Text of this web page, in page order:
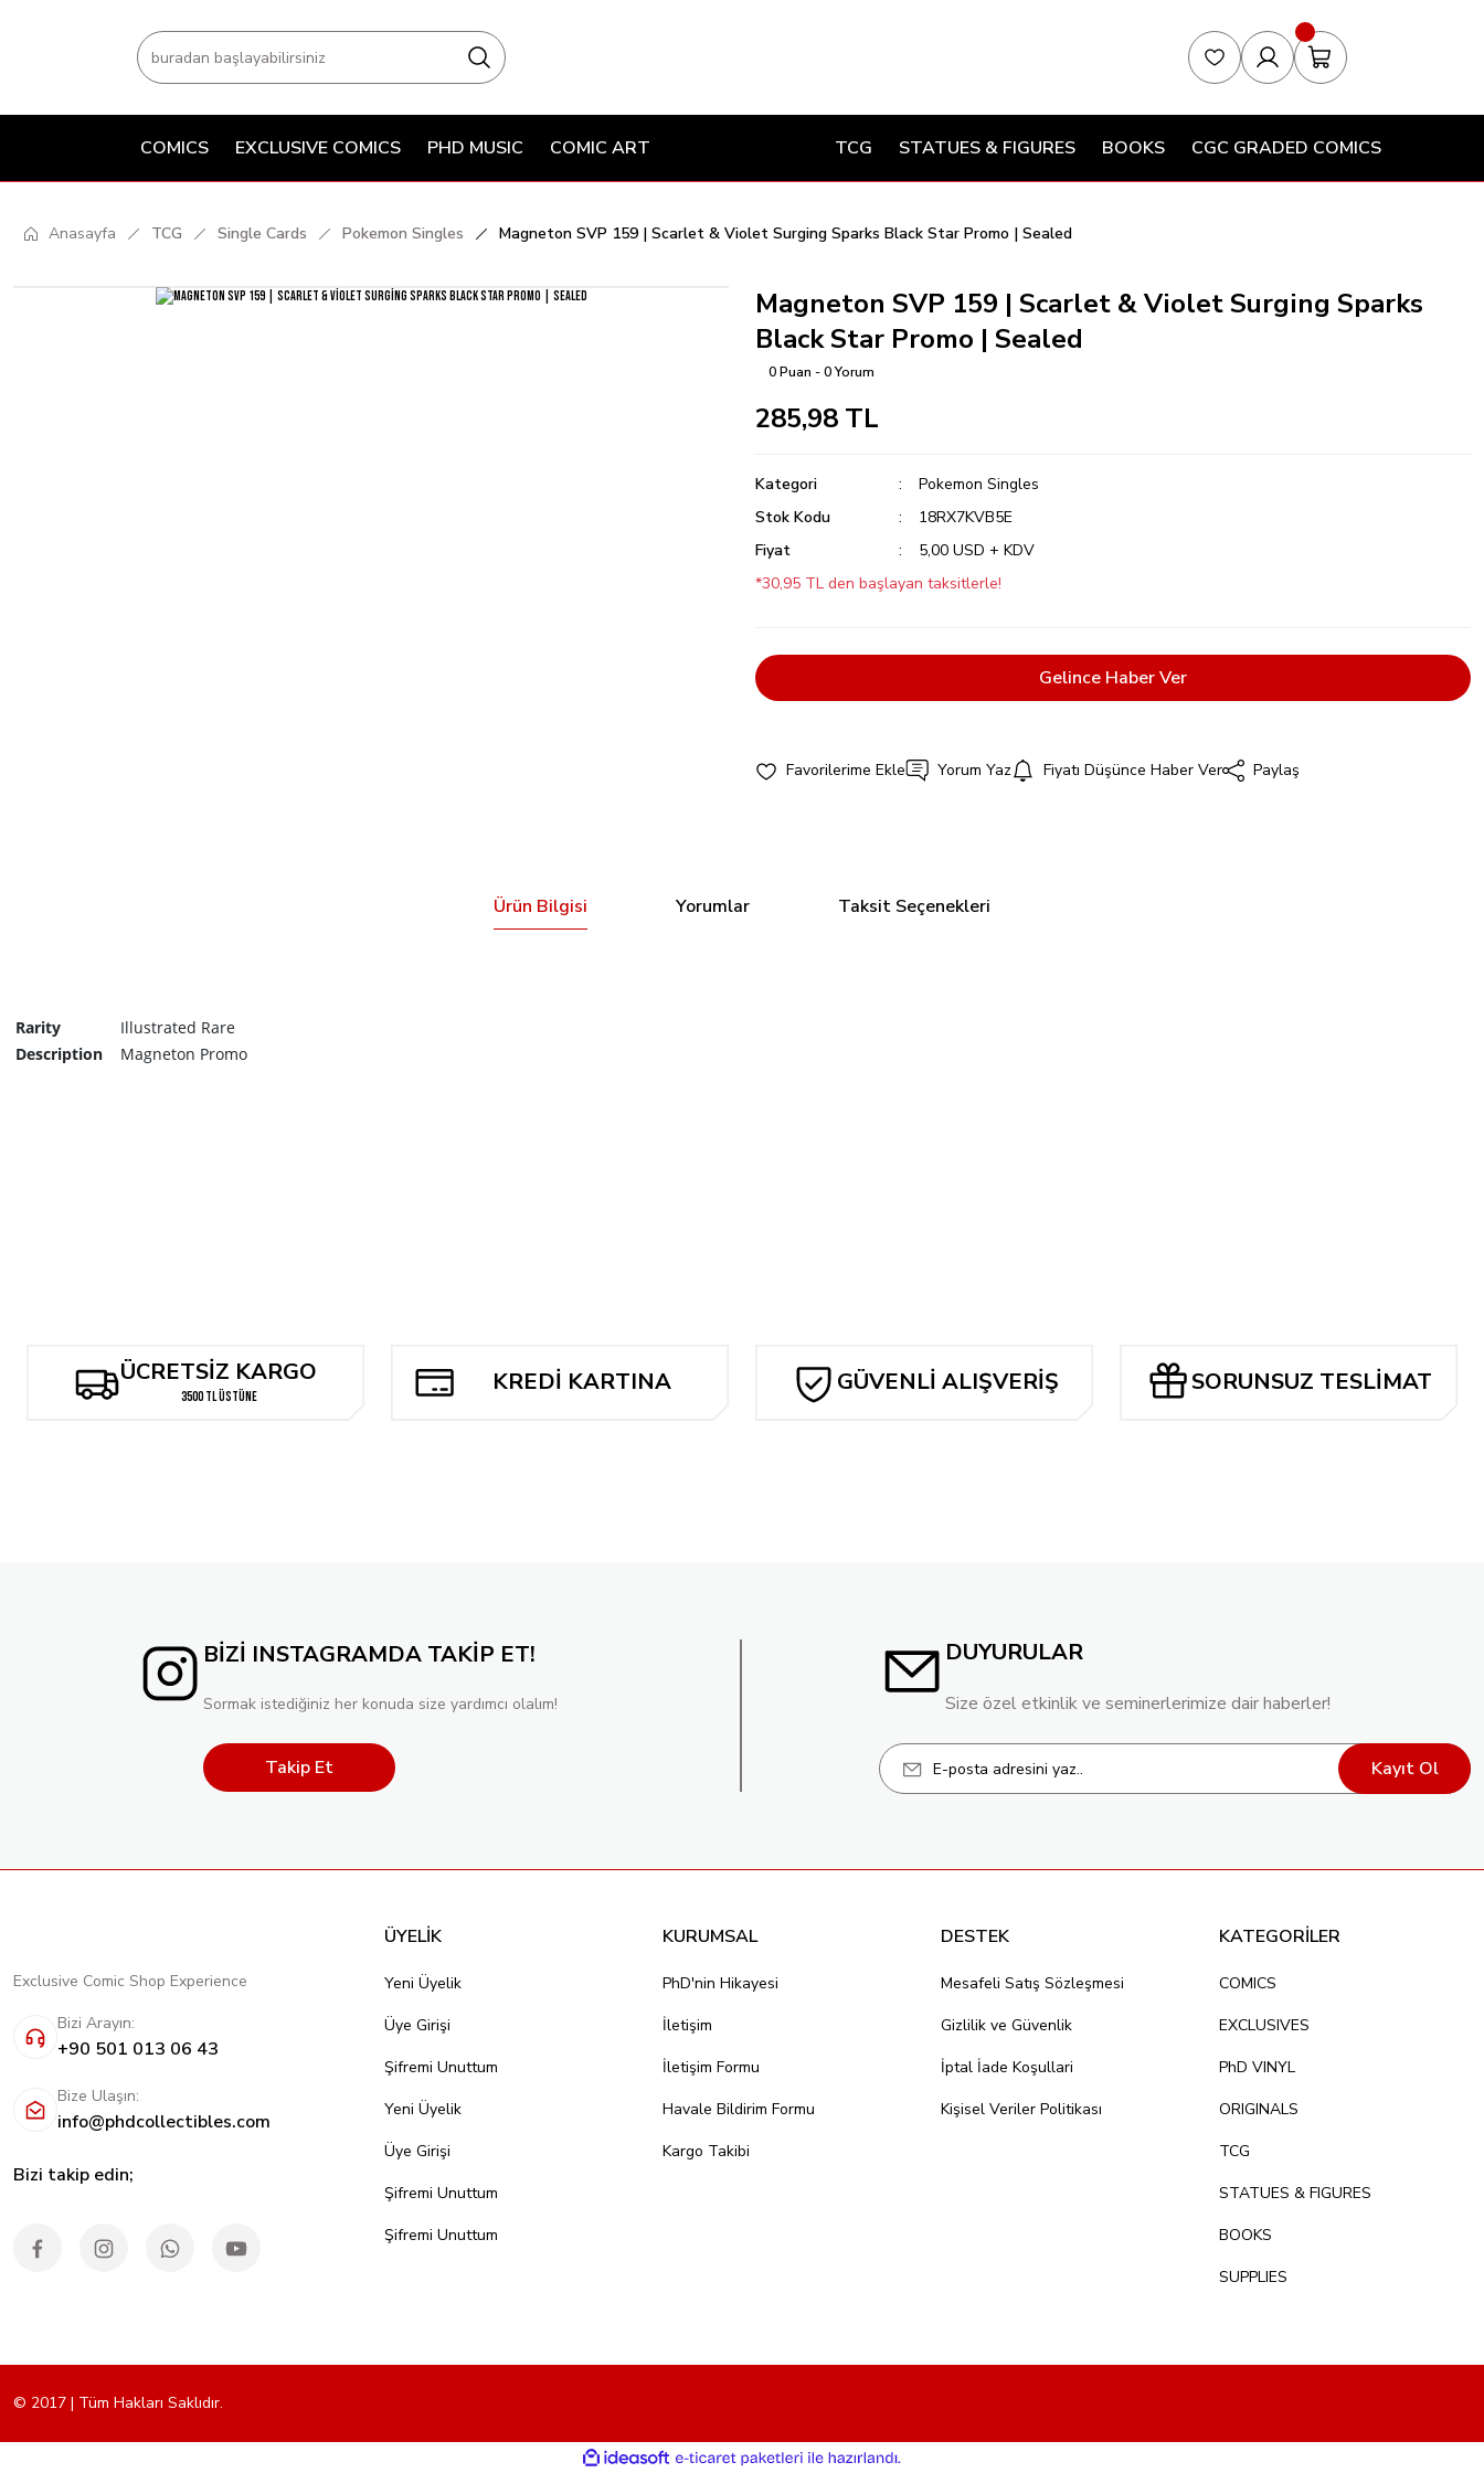
COMICS EXCLUSIVE COMICS PHD MUSIC COMIC ART TCG STATUES & FIGURES BOOKS CGC GRADED COMICS
Anasayfa TCG Single Cards Pokemon Singles Magneton SVP 159 | Scarlet & Violet Surging Sparks Black Star Promo | Sealed
Magneton SVP 159 | Scarlet & Violet Surging Sparks
Black Star Promo | Sealed
0 Puan - 0 Yorum
285,98 TL
Kategori
Pokemon Singles
Stok Kodu
18RX7KVB5E
Fiyat
5,00 USD + KDV
*30,95 TL den başlayan taksitlerle!
Gelince Haber Ver
Yorum Yaz Fiyatı Düşünce Haber Ver Paylaş
Ürün Bilgisi Yorumlar Taksit Seçenekleri
Rarity
Illustrated Rare
Description
Magneton Promo
ÜCRETSİZ KARGO
3500 TL ÜSTÜNE
KREDİ KARTINA
GÜVENLİ ALIŞVERİŞ SORUNSUZ TESLİMAT
BİZİ INSTAGRAMDA TAKİP ET!
Sormak istediğiniz her konuda size yardımcı olalım!
Takip Et
DUYURULAR
Size özel etkinlik ve seminerlerimize dair haberler!
Kayıt Ol
Exclusive Comic Shop Experience
Bizi Arayın:
+90 501 013 06 43
Bize Ulaşın:
info@phdcollectibles.com
Bizi takip edin;
ÜYELİK
Yeni Üyelik
Üye Girişi
Şifremi Unuttum
Yeni Üyelik
Üye Girişi
Şifremi Unuttum
Şifremi Unuttum
KURUMSAL
PhD'nin Hikayesi
İletişim
İletişim Formu
Havale Bildirim Formu
Kargo Takibi
DESTEK
Mesafeli Satış Sözleşmesi
Gizlilik ve Güvenlik
İptal İade Koşullari
Kişisel Veriler Politikası
KATEGORİLER
COMICS
EXCLUSIVES
PhD VINYL
ORIGINALS
TCG
STATUES & FIGURES
BOOKS
SUPPLIES
© 2017 | Tüm Hakları Saklıdır.
ideasoft
e-